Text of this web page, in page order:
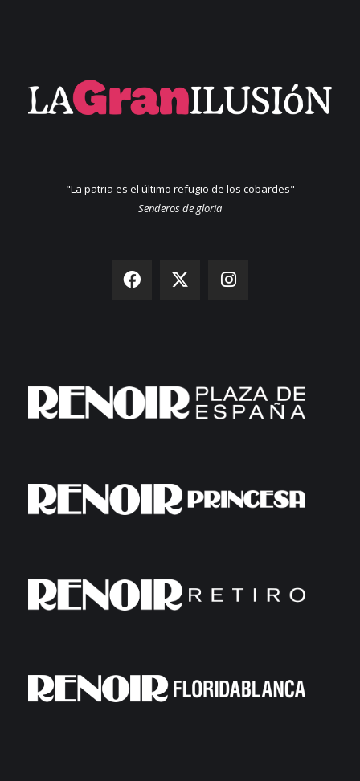
"La patria es el último refugio de los cobardes"
Senderos de gloria